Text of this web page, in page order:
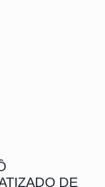
DE